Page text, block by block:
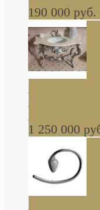
190 000 руб.
стиле
коричневый
1 250 000
Khala